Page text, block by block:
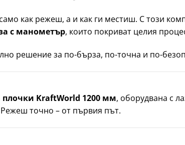
как режеш, а и как ги местиш. С този
с манометър, които покриват целия
решение за по-бърза, по-точна и по-
KraftWorld 1200 мм, оборудвана с
точно – от първия път.